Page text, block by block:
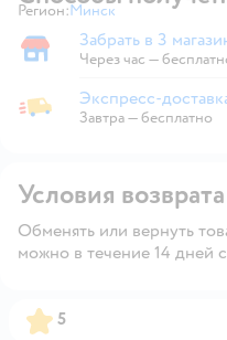
Регион: Выбор адреса
Минск
Забрать в магазине
Забрать в 3
Через час —
Экспресс-доставка из магазина
Экспресс-
Завтра—бесплатно
Условия возврата
Обменять или вернуть
можно в течение 14 дней
Рейтинг:
5